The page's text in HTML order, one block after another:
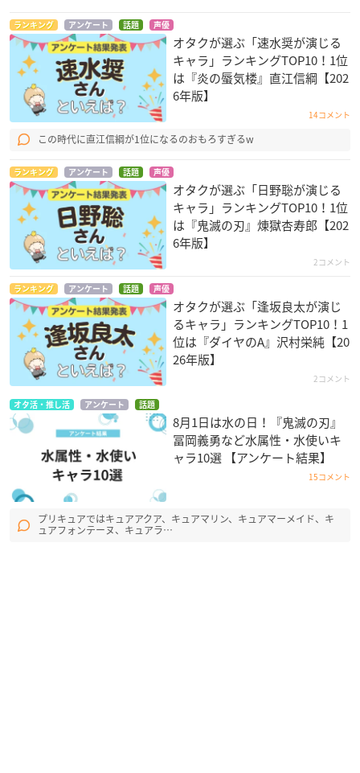
ランキング アンケート 話題 声優
オタクが選ぶ「速水奨が演じる
キャラ」ランキングTOP10！1位
は『炎の蜃気楼』直江信綱【202
6年版】
14コメント
この時代に直江信綱が1位になるのおもろすぎるw
ランキング アンケート 話題 声優
オタクが選ぶ「日野聡が演じる
キャラ」ランキングTOP10！1位
は『鬼滅の刃』煉󠄁獄杏寿郎【202
6年版】
2コメント
ランキング アンケート 話題 声優
オタクが選ぶ「逢坂良太が演じ
るキャラ」ランキングTOP10！1
位は『ダイヤのA』沢村栄純【20
26年版】
2コメント
オタ活・推し活 アンケート 話題
8月1日は水の日！『鬼滅の刃』
冨岡義勇など水属性・水使いキ
ャラ10選 【アンケート結果】
15コメント
プリキュアではキュアアクア、キュアマリン、キュアマーメイド、キ
ュアフォンテーヌ、キュアラ…